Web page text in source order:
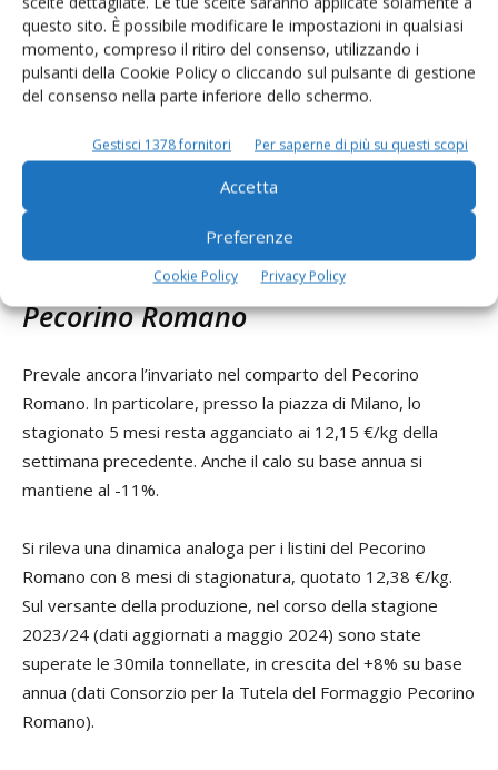
questo sito. È possibile modificare le impostazioni in qualsiasi
momento, compreso il ritiro del consenso, utilizzando i
pulsanti della Cookie Policy o cliccando sul pulsante di gestione
del consenso nella parte inferiore dello schermo.
Gestisci 1378 fornitori Per saperne di più su questi scopi
Accetta
Preferenze
Cookie Policy Privacy Policy
Produzione minino 12
mesi e oltre
10,90 - 11,10 0,0%
10,3%
Produzione minino 18
mesi e oltre
11,25 - 11,40 0,0%
3,7%
Produzione minino 24
Produzione minino 30
Pecorino Romano
Prevale ancora l’invariato nel comparto del Pecorino
Romano. In particolare, presso la piazza di Milano, lo
stagionato 5 mesi resta agganciato ai 12,15 €/kg della
settimana precedente. Anche il calo su base annua si
mantiene al -11%.
Si rileva una dinamica analoga per i listini del Pecorino
Romano con 8 mesi di stagionatura, quotato 12,38 €/kg.
Sul versante della produzione, nel corso della stagione
2023/24 (dati aggiornati a maggio 2024) sono state
superate le 30mila tonnellate, in crescita del +8% su base
annua (dati Consorzio per la Tutela del Formaggio Pecorino
Romano).